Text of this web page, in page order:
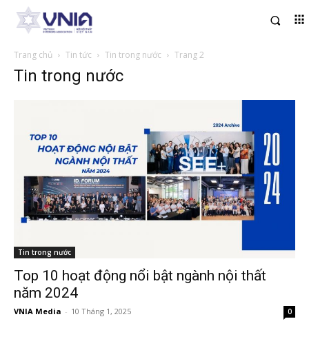
Trang chủ Tin tức Tin trong nước Trang 2
Tin trong nước
Tin trong nước
Top 10 hoạt động nổi bật ngành nội thất
năm 2024
VNIA Media - 10 Tháng 1, 2025 0